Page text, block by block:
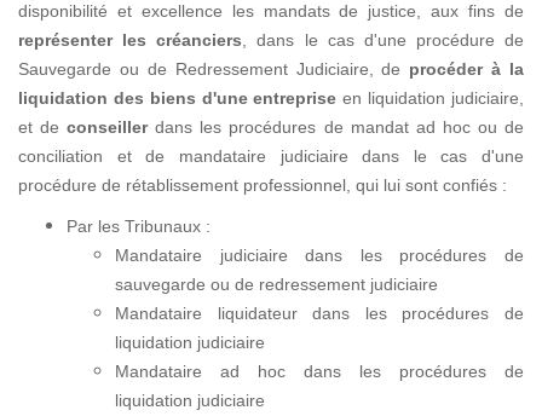
disponibilité et excellence les mandats de justice, aux fins de
représenter les créanciers , dans le cas d'une procédure de
Sauvegarde ou de Redressement Judiciaire, de procéder à la
liquidation des biens d'une entreprise en liquidation judiciaire,
et deconseillerdans les procédures de mandat ad hoc ou de
conciliation et de mandataire judiciaire dans le cas d'une
procédure de rétablissement professionnel, qui lui sont confiés :
Par les Tribunaux :
Mandataire judiciaire dans les procédures de
sauvegarde ou de redressement judiciaire
Mandataire liquidateur dans les procédures de
liquidation judiciaire
Mandataire ad hoc dans les procédures de
liquidation judiciaire